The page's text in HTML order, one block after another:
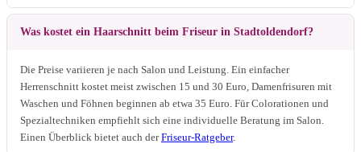
Was kostet ein Haarschnitt beim Friseur in Stadtoldendorf?
Die Preise variieren je nach Salon und Leistung. Ein einfacher
Herrenschnitt kostet meist zwischen 15 und 30 Euro, Damenfrisuren mit
Waschen und Föhnen beginnen ab etwa 35 Euro. Für Colorationen und
Spezialtechniken empfiehlt sich eine individuelle Beratung im Salon.
Einen Überblick bietet auch derFriseur-Ratgeber.